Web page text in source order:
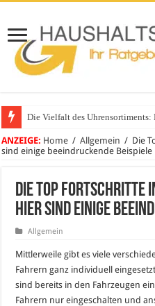
Die Vielfalt des Uhrensortiments:
Glasgeländer in modernen
ANZEIGE: Home / Allgemein / Die
sind einige beeindruckende Beispiele
Die Top Fortschritte
Hier sind einige
Allgemein
Mittlerweile gibt es viele
Fahrern ganz individuell
sind bereits in den Fahrzeugen
Fahrern nur eingeschalten und